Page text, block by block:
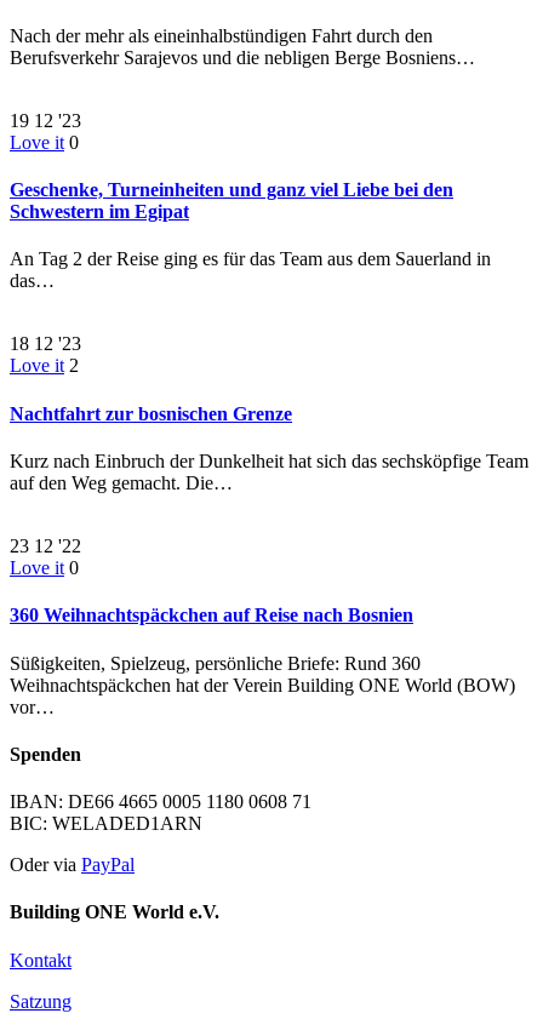
Nach der mehr als eineinhalbstündigen Fahrt durch den
Berufsverkehr Sarajevos und die nebligen Berge Bosniens…
19 12 '23
Love it 0
Geschenke, Turneinheiten und ganz viel Liebe bei den
Schwestern im Egipat
An Tag 2 der Reise ging es für das Team aus dem Sauerland in
das…
18 12 '23
Love it 2
Nachtfahrt zur bosnischen Grenze
Kurz nach Einbruch der Dunkelheit hat sich das sechsköpfige Team
auf den Weg gemacht. Die…
23 12 '22
Love it 0
360 Weihnachtspäckchen auf Reise nach Bosnien
Süßigkeiten, Spielzeug, persönliche Briefe: Rund 360
Weihnachtspäckchen hat der Verein Building ONE World (BOW)
vor…
Spenden
IBAN: DE66 4665 0005 1180 0608 71
BIC: WELADED1ARN
Oder via PayPal
Building ONE World e.V.
Kontakt
Satzung